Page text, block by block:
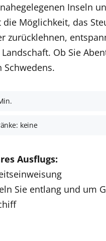
Inseln
Möglichkeit, das
zurücklehnen,
Ob Sie
Schwedens.
keine
Ausflugs:
Sie entlang und um